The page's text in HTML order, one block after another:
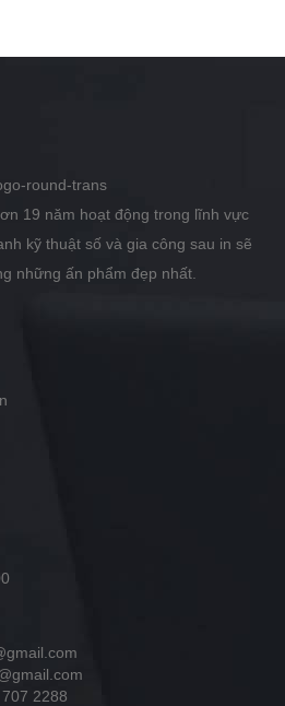
19 năm hoạt động trong lĩnh vực
kỹ thuật số và gia công sau in sẽ
những ấn phẩm đẹp nhất.
2288